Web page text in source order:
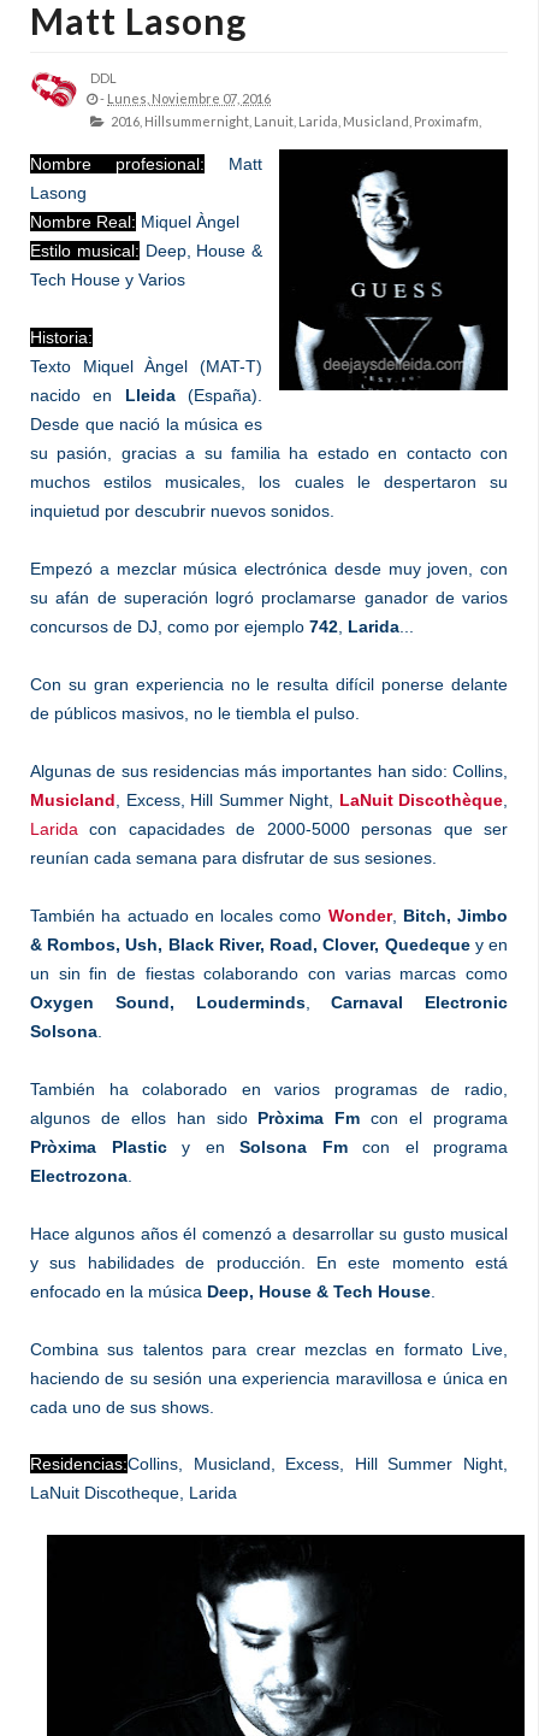
Matt Lasong
DDL
- Lunes, Noviembre 07, 2016
2016, Hillsummernight, Lanuit, Larida, Musicland, Proximafm,
Nombre profesional:
Matt
Lasong
Nombre Real: Miquel Àngel
Estilo musical: Deep, House &
Tech House y Varios
Historia:
Texto Miquel Àngel (MAT-T)
nacido en Lleida(España).
Desde que nació la música es
su pasión, gracias a su familia ha estado en contacto con
muchos estilos musicales, los cuales le despertaron su
inquietud por descubrir nuevos sonidos.
Empezó a mezclar música electrónica desde muy joven, con
su afán de superación logró proclamarse ganador de varios
concursos de DJ, como por ejemplo 742 Larida
Con su gran experiencia no le resulta difícil ponerse delante
de públicos masivos, no le tiembla el pulso.
Algunas de sus residencias más importantes han sido: Collins,
Musicland , Excess, Hill Summer Night, LaNuit Discothèque
Larida con capacidades de 2000-5000 personas que ser
reunían cada semana para disfrutar de sus sesiones.
También ha actuado en locales como Wonder, Bitch, Jimbo
& Rombos, Ush, Black River, Road, Clover, Quedequey en
un sin fin de fiestas colaborando con varias marcas como
Oxygen Sound, Louderminds,Carnaval Electronic
Solsona
También ha colaborado en varios programas de radio,
algunos de ellos han sido Pròxima Fm con el programa
Pròxima Plasticy en Solsona Fmcon el programa
Electrozona
Hace algunos años él comenzó a desarrollar su gusto musical
y sus habilidades de producción. En este momento está
enfocado en la música Deep, House & Tech House
Combina sus talentos para crear mezclas en formato Live,
haciendo de su sesión una experiencia maravillosa e única en
cada uno de sus shows.
Residencias:Collins, Musicland, Excess, Hill Summer Night,
LaNuit Discotheque, Larida